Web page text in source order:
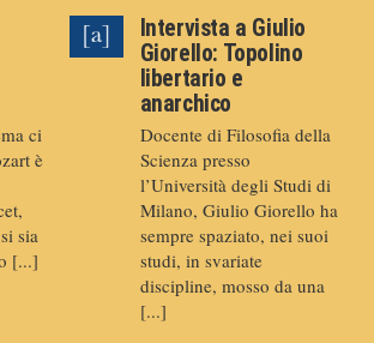
ci
è
sia
[...]
Intervista a Giulio
Giorello: Topolino
libertario e
anarchico
Docente di Filosofia della
Scienza presso
l’Università degli Studi di
Milano, Giulio Giorello ha
sempre spaziato, nei suoi
studi, in svariate
discipline, mosso da una
[...]